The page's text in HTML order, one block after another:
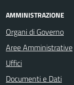
AMMINISTRAZIONE
Organi di Governo
Aree Amministrative
Uffici
Documenti e Dati